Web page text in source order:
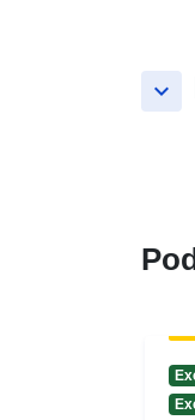
keyboard_arrow_down